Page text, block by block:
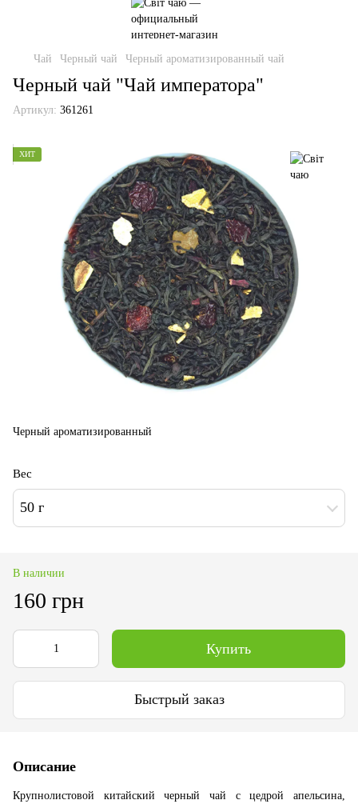
Чай Черный чай Черный ароматизированный чай
Черный чай "Чай императора"
Артикул: 361261
ХИТ
Черный ароматизированный
Вес
50 г
В наличии
160 грн
Купить
Быстрый заказ
Описание
Крупнолистовой китайский черный чай с цедрой апельсина,